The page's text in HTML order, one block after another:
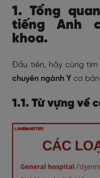
1. Tổng
tiếng Anh
khoa.
Đầu tiên, hãy cùng tìm
chuyên ngành Y cơ
1.1. Từ vựng về